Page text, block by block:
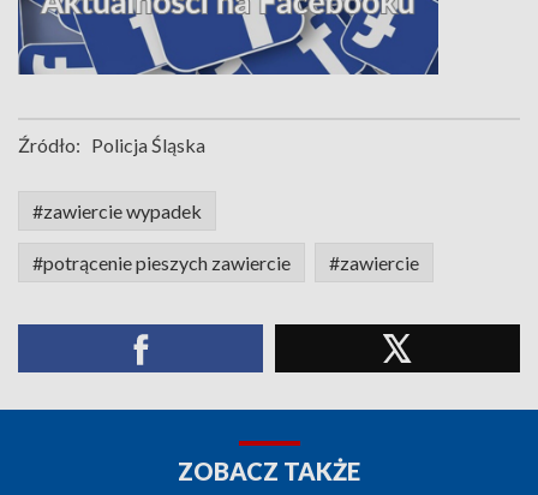
Źródło: Policja Śląska
#zawiercie wypadek
#potrącenie pieszych zawiercie #zawiercie
ZOBACZ TAKŻE